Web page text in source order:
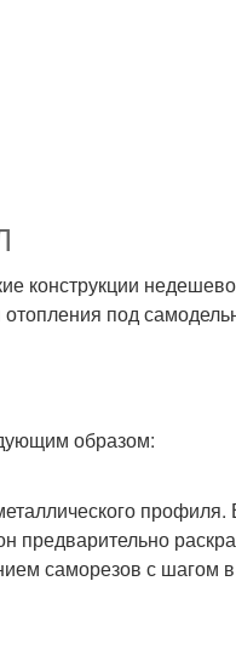
конструкции
под
образом:
предварительно
саморезов с шагом